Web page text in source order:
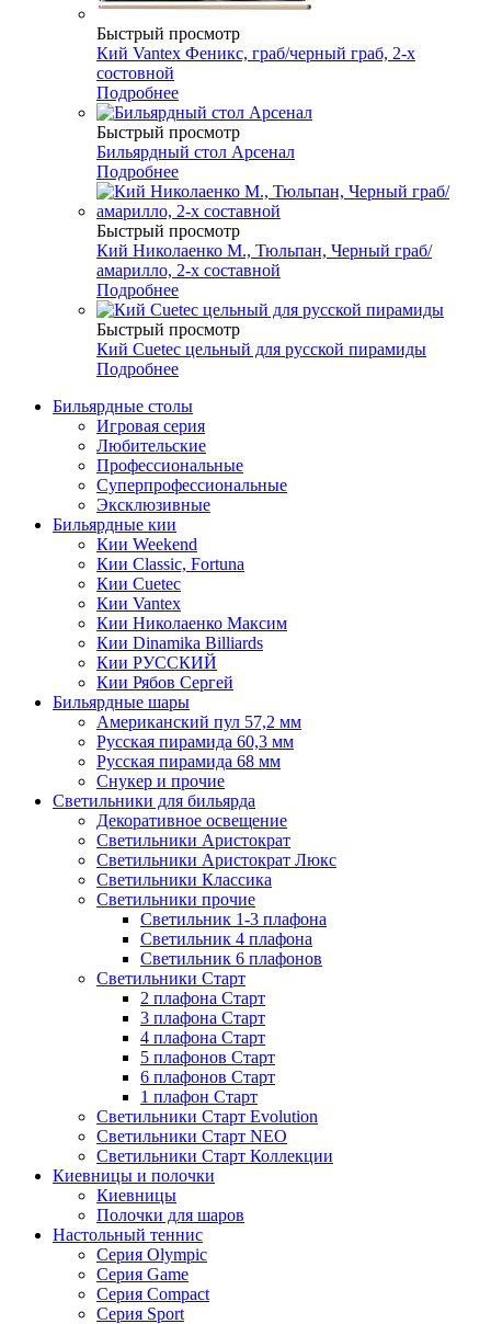
Быстрый просмотр
Кий Vantex Феникс, граб/черный граб, 2-х
состовной
Подробнее
Быстрый просмотр
Бильярдный стол Арсенал
Подробнее
Быстрый просмотр
Кий Николаенко М., Тюльпан, Черный граб/
амарилло, 2-х составной
Подробнее
Быстрый просмотр
Кий Cuetec цельный для русской пирамиды
Подробнее
Бильярдные столы
Игровая серия
Любительские
Профессиональные
Суперпрофессиональные
Эксклюзивные
Бильярдные кии
Кии Weekend
Кии Classic, Fortuna
Кии Cuetec
Кии Vantex
Кии Николаенко Максим
Кии Dinamika Billiards
Кии РУССКИЙ
Кии Рябов Сергей
Бильярдные шары
Американский пул 57,2 мм
Русская пирамида 60,3 мм
Русская пирамида 68 мм
Снукер и прочие
Светильники для бильярда
Декоративное освещение
Светильники Аристократ
Светильники Аристократ Люкс
Светильники Классика
Светильники прочие
Светильник 1-3 плафона
Светильник 4 плафона
Светильник 6 плафонов
Светильники Старт
2 плафона Старт
3 плафона Старт
4 плафона Старт
5 плафонов Старт
6 плафонов Старт
1 плафон Старт
Светильники Старт Evolution
Светильники Старт NEO
Светильники Старт Коллекции
Киевницы и полочки
Киевницы
Полочки для шаров
Настольный теннис
Серия Olympic
Серия Game
Серия Compact
Серия Sport